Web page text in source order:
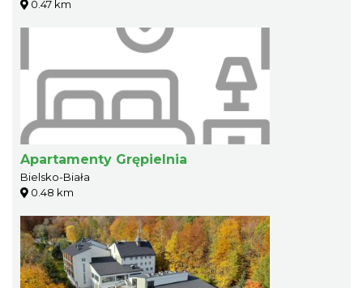
0.47 km
Apartamenty Grępielnia
Bielsko-Biała
0.48 km